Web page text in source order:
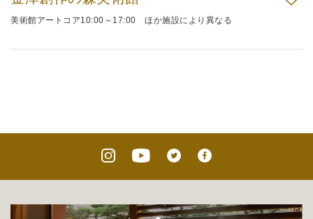
美術館アートコア10:00～17:00 ほか施設により異なる